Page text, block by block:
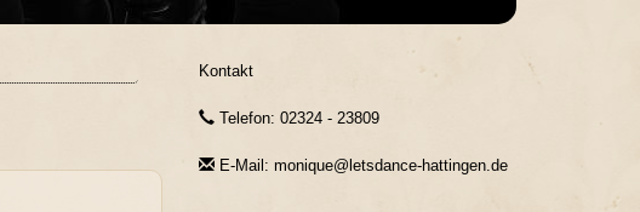
Kontakt
Telefon: 02324 - 23809
E-Mail: monique@letsdance-hattingen.de